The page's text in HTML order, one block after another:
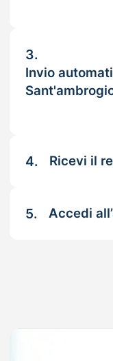
3.
Invio
4. Ricevi il
5. Accedi